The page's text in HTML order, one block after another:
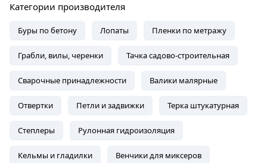
Категории производителя
Буры по бетону Лопаты Пленки по метражу
Грабли, вилы, черенки Тачка садово-строительная
Сварочные принадлежности Валики малярные
Отвертки Петли и задвижки Терка штукатурная
Степлеры Рулонная гидроизоляция
Кельмы и гладилки Венчики для миксеров